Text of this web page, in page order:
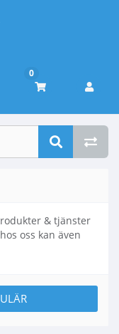
0
& tjänster
oss kan även